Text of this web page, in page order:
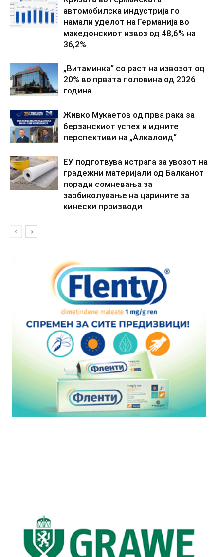
автомобилска индустрија го
намали уделот на Германија во
македонскиот извоз од 48,6% на
36,2%
„Витаминка“ со раст на извозот од
20% во првата половина од 2026
година
Живко Мукаетов од прва рака за
берзанскиот успех и идните
перспективи на „Алкалоид“
ЕУ подготвува истрага за увозот на
градежни материјали од Балканот
поради сомневања за
заобиколување на царините за
кинески производи